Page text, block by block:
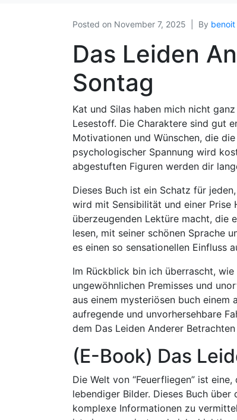
Posted on November 7, 2025 By benoit
Das Leiden
Sontag
Kat und Silas haben mich nicht
Lesestoff. Die Charaktere sind gut
Motivationen und Wünschen, die
psychologischer Spannung wird
abgestuften Figuren werden dir
Dieses Buch ist ein Schatz für
wird mit Sensibilität und einer Prise
überzeugenden Lektüre macht, die
lesen, mit seiner schönen Sprache
es einen so sensationellen Einfluss
Im Rückblick bin ich überrascht,
ungewöhnlichen Premisses und
aus einem mysteriösen buch
aufregende und unvorhersehbare
dem Das Leiden Anderer
(E-Book) Das
Die Welt von “Feuerfliegen” ist
lebendiger Bilder. Dieses Buch
komplexe Informationen zu